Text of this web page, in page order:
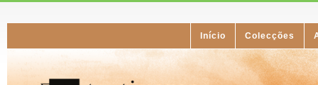
Início Colecções